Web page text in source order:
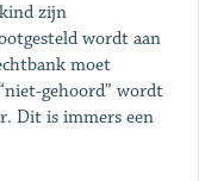
zijn
wordt aan
moet
gehoord” wordt
Dit is immers een